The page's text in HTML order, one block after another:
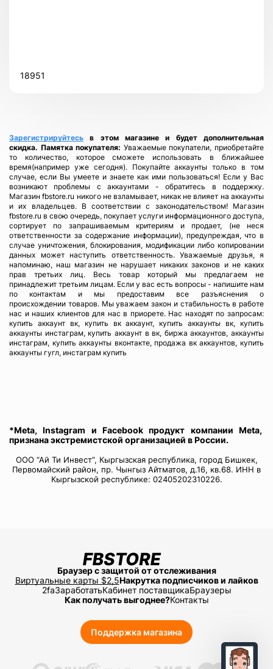
18951
Зарегистрируйтесь
в этом магазине и будет дополнительная
скидка. Памятка покупателя: Уважаемые покупатели, приобретайте
то количество, которое сможете использовать в ближайшее
время(например уже сегодня). Покупайте аккаунты только в том
случае, если Вы умеете и знаете как ими пользоваться! Если у Вас
возникают проблемы с аккаунтами - обратитесь в поддержку.
Магазин fbstore.ru никого не взламывает, никак не влияет на аккаунты
и их владельцев. В соответствии с законодательством! Магазин
fbstore.ru в свою очередь, покупает услуги информационного доступа,
сортирует по запрашиваемым критериям и продает, (не неся
ответственности за содержание информации), предупреждая, что в
случае уничтожения, блокирования, модификации либо копировании
данных может наступить ответственность. Уважаемые друзья, я
напоминаю, наш магазин не нарушает никаких законов и не каких
прав третьих лиц. Весь товар который мы предлагаем не
принадлежит третьим лицам. Если у вас есть вопросы - напишите нам
по контактам и мы предоставим все разъяснения о
происхождении товаров. Мы уважаем закон и стабильность в работе
нас и наших клиентов для нас в приорете. Нас находят по запросам:
купить аккаунт вк, купить вк аккаунт, купить аккаунты вк, купить
аккаунты инстаграм, купить аккаунт в вк, биржа аккаунтов, аккаунты
инстаграм, купить аккаунты вконтакте, продажа вк аккаунтов, купить
аккаунты гугл, инстаграм купить
*Meta, Instagram и Facebook продукт компании Meta,
признана экстремистской организацией в России.
ООО “Ай Ти Инвест”, Кыргызская республика, город Бишкек,
Первомайский район, пр. Чынгыз Айтматов, д.16, кв.68. ИНН в
Кыргызской республике: 02405202310226.
Браузер с защитой от отслеживания
Виртуальные карты $2,5Накрутка подписчиков и лайков
2faЗаработатьКабинет поставщикаБраузеры
Как получать выгоднее?Контакты
Поддержка магазина